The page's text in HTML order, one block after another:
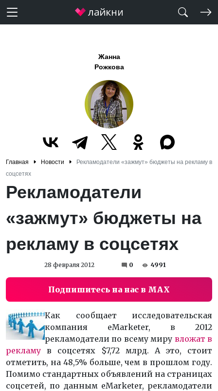
Жанна
Рожкова
Главная Новости
Рекламодатели «зажмут» бюджеты на рекламу в
соцсетях
Рекламодатели
«зажмут» бюджеты на
рекламу в соцсетях
28 февраля 2012 0 4991
Подпишитесь на нас в MAX
Как сообщает исследовательская
компания eMarketer, в 2012
рекламодатели по всему миру вложат в
рекламу в соцсетях $7,72 млрд. А это, стоит
отметить, на 48,5% больше, чем в прошлом году.
Помимо стандартных объявлений на страницах
соцсетей, по данным eMarketer, рекламодатели